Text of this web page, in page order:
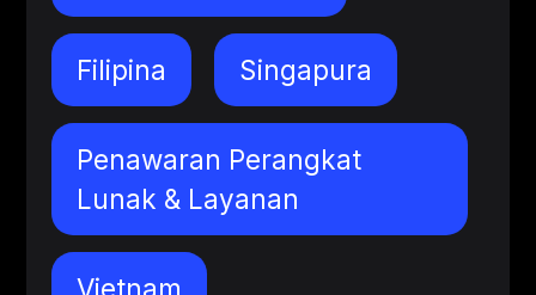
Filipina Singapura
Penawaran Perangkat
Lunak & Layanan